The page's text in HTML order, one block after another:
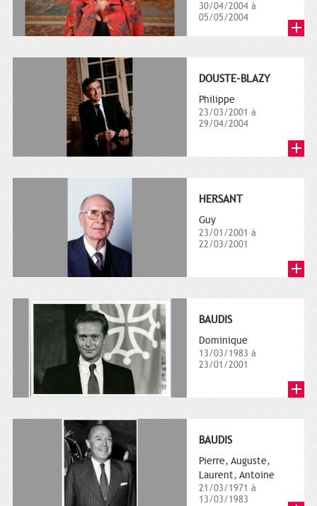
30/04/2004 à
05/05/2004
DOUSTE-BLAZY
Philippe
23/03/2001 à
29/04/2004
HERSANT
Guy
23/01/2001 à
22/03/2001
BAUDIS
Dominique
13/03/1983 à
23/01/2001
BAUDIS
Pierre, Auguste,
Laurent, Antoine
21/03/1971 à
13/03/1983